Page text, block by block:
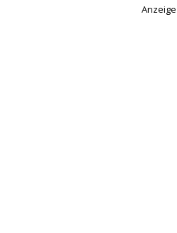
Anzeige